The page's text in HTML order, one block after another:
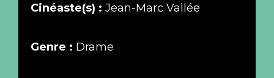
Cinéaste(s) : Jean-Marc Vallée
Genre : Drame